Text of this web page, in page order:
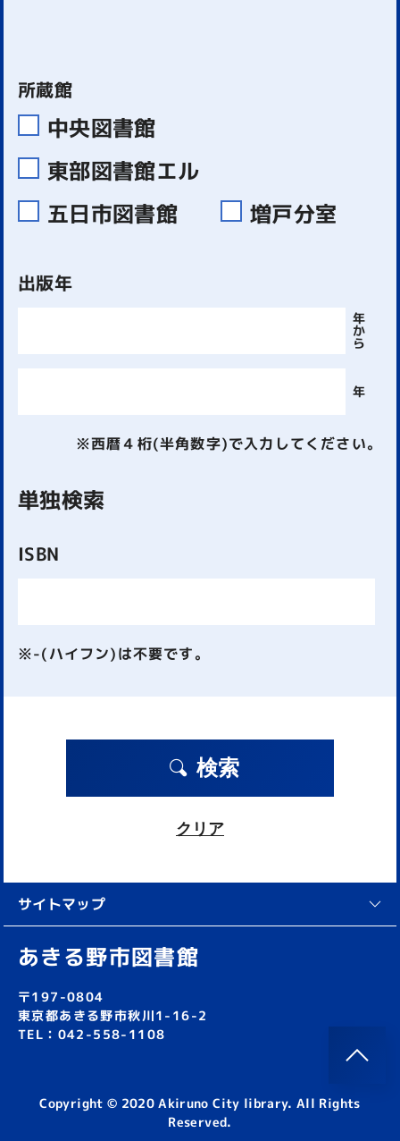
所蔵館
中央図書館
東部図書館エル
五日市図書館
増戸分室
出版年
年
か
ら
年
※西暦４桁(半角数字)で入力してください。
単独検索
ISBN
※-(ハイフン)は不要です。
検索
クリア
サイトマップ
あきる野市図書館
〒197-0804
東京都あきる野市秋川1-16-2
TEL：042-558-1108
Copyright © 2020 Akiruno City library. All Rights
Reserved.